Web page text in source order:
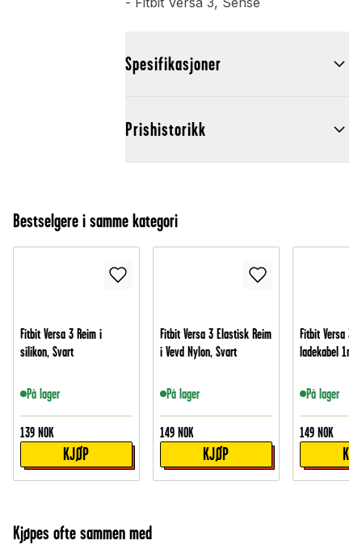
Spesifikasjoner
Prishistorikk
Bestselgere i samme kategori
Fitbit Versa 3 Reim i
silikon, Svart
På lager
139 NOK
KJØP
Fitbit Versa 3 Elastisk Reim
i Vevd Nylon, Svart
På lager
149 NOK
KJØP
Fitbit Versa 3
ladekabel 1m,
På lager
149 NOK
Kjøpes ofte sammen med